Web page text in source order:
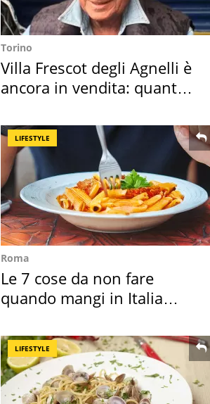
Torino
Villa Frescot degli Agnelli è
ancora in vendita: quanto
LIFESTYLE
Roma
Le 7 cose da non fare
quando mangi in Italia
LIFESTYLE